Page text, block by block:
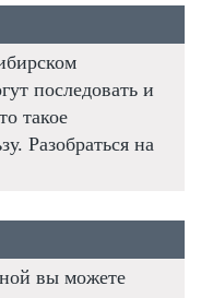
последовать и
такое
Разобраться на
вы можете